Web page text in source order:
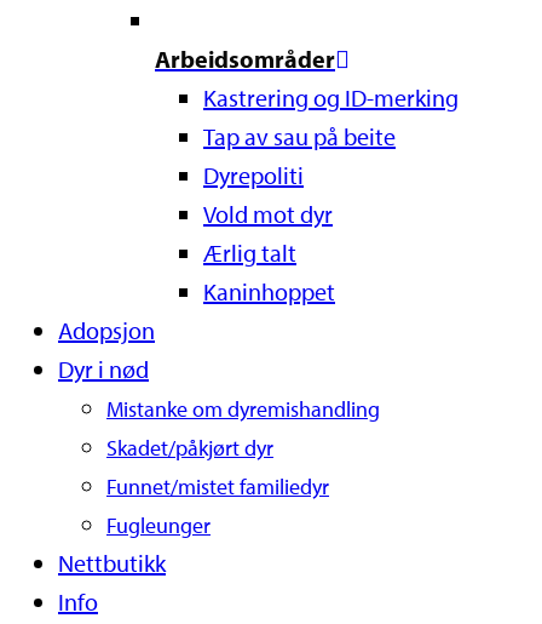
Arbeidsområder
Kastrering og ID-merking
Tap av sau på beite
Dyrepoliti
Vold mot dyr
Ærlig talt
Kaninhoppet
Adopsjon
Dyr i nød
Mistanke om dyremishandling
Skadet/påkjørt dyr
Funnet/mistet familiedyr
Fugleunger
Nettbutikk
Info